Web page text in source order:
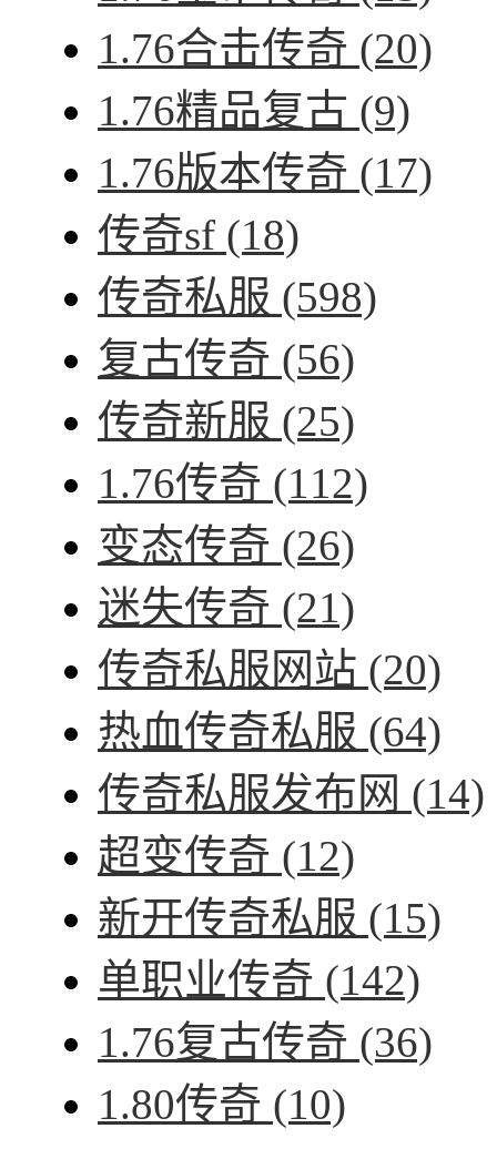
1.76合击传奇 (20)
1.76精品复古 (9)
1.76版本传奇 (17)
传奇sf (18)
传奇私服 (598)
复古传奇 (56)
传奇新服 (25)
1.76传奇 (112)
变态传奇 (26)
迷失传奇 (21)
传奇私服网站 (20)
热血传奇私服 (64)
传奇私服发布网 (14)
超变传奇 (12)
新开传奇私服 (15)
单职业传奇 (142)
1.76复古传奇 (36)
1.80传奇 (10)